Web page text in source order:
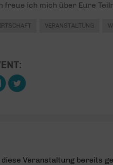
freue ich mich über Eure
VERANSTALTUNG
Veranstaltung bereits